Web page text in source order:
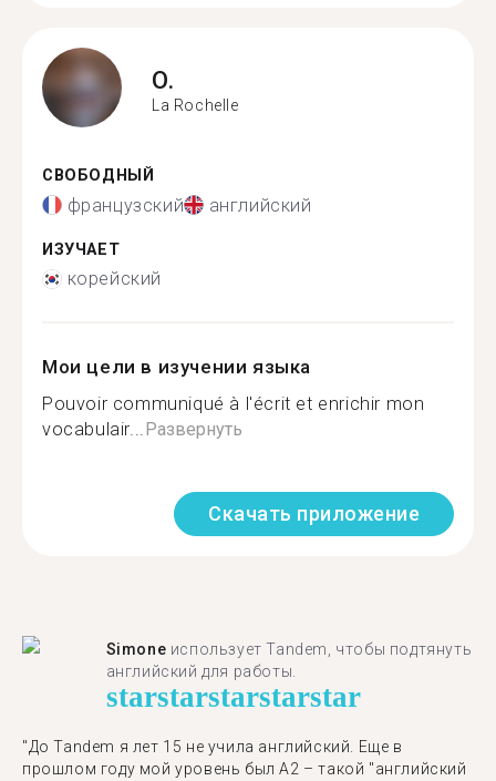
O.
La Rochelle
СВОБОДНЫЙ
французский английский
ИЗУЧАЕТ
корейский
Мои цели в изучении языка
Pouvoir communiqué à l'écrit et enrichir mon
vocabulair...Развернуть
Скачать приложение
Simone использует Tandem, чтобы подтянуть
английский для работы.
starstarstarstarstar
"До Tandem я лет 15 не учила английский. Еще в
прошлом году мой уровень был A2 – такой "английский